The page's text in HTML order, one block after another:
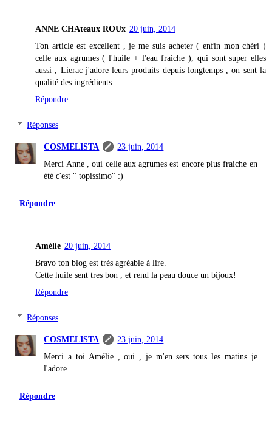
ANNE CHAteaux ROUx 20 juin, 2014
Ton article est excellent , je me suis acheter ( enfin mon chéri )
celle aux agrumes ( l'huile + l'eau fraiche ), qui sont super elles
aussi , Lierac j'adore leurs produits depuis longtemps , on sent la
qualité des ingrédients .
Répondre
Réponses
COSMELISTA
23 juin, 2014
Merci Anne , oui celle aux agrumes est encore plus fraiche en
été c'est " topissimo" :)
Répondre
Amélie 20 juin, 2014
Bravo ton blog est très agréable à lire.
Cette huile sent tres bon , et rend la peau douce un bijoux!
Répondre
Réponses
COSMELISTA
23 juin, 2014
Merci a toi Amélie , oui , je m'en sers tous les matins je
l'adore
Répondre